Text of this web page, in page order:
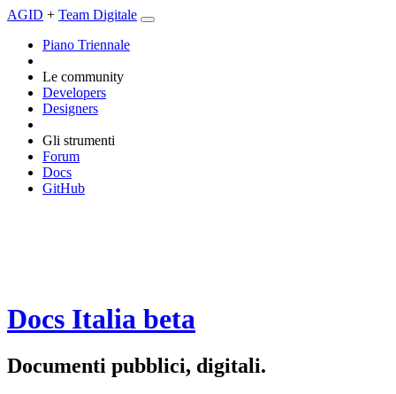
AGID + Team Digitale
Piano Triennale
Le community
Developers
Designers
Gli strumenti
Forum
Docs
GitHub
Docs Italia beta
Documenti pubblici, digitali.